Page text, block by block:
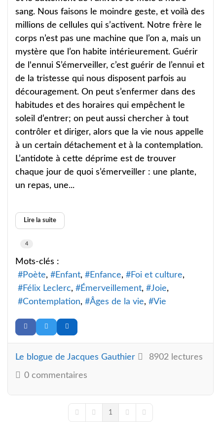
sang. Nous faisons le moindre geste, et voilà des
millions de cellules qui s’activent. Notre frère le
corps n’est pas une machine que l’on a, mais un
mystère que l’on habite intérieurement. Guérir
de l'ennui S’émerveiller, c’est guérir de l’ennui et
de la tristesse qui nous disposent parfois au
découragement. On peut s’enfermer dans des
habitudes et des horaires qui empêchent le
soleil d’entrer; on peut aussi chercher à tout
contrôler et diriger, alors que la vie nous appelle
à un certain détachement et à la contemplation.
L’antidote à cette déprime est de trouver
chaque jour de quoi s’émerveiller : une plante,
un repas, une...
Lire la suite
4
Mots-clés :
Poète
Enfant Enfance
Foi et culture
Félix Leclerc
Émerveillement
Joie
Contemplation
Âges de la vie Vie
Le blogue de Jacques Gauthier 8902 lectures
0 commentaires
First PagePrevious Page
1
Next PageLast Page